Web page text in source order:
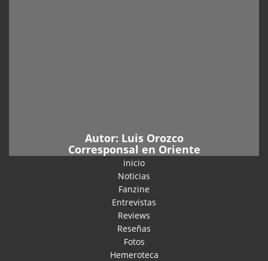
Autor: Luis Orozco
Corresponsal en Oriente
inicio
Noticias
Fanzine
Entrevistas
Reviews
Reseñas
Fotos
Hemeroteca